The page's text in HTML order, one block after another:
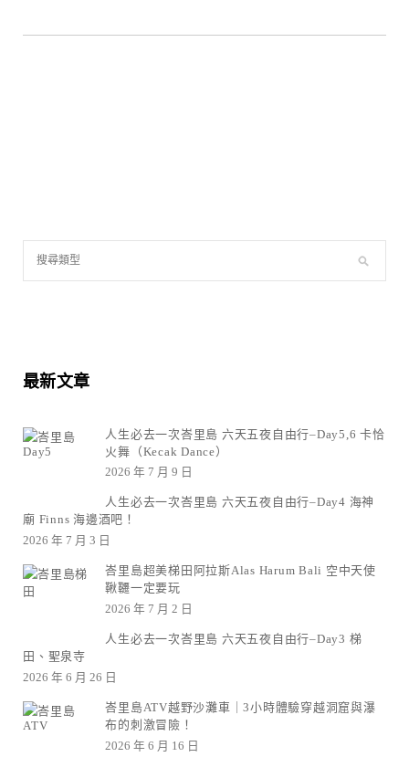
最新文章
人生必去一次峇里島 六天五夜自由行–Day5,6 卡恰
火舞（Kecak Dance）
2026 年 7 月 9 日
人生必去一次峇里島 六天五夜自由行–Day4 海神
廟 Finns 海邊酒吧！
2026 年 7 月 3 日
峇里島超美梯田阿拉斯Alas Harum Bali 空中天使
鞦韆一定要玩
2026 年 7 月 2 日
人生必去一次峇里島 六天五夜自由行–Day3 梯
田、聖泉寺
2026 年 6 月 26 日
峇里島ATV越野沙灘車｜3小時體驗穿越洞窟與瀑
布的刺激冒險！
2026 年 6 月 16 日